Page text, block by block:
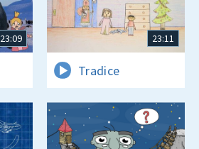
23:09 23:11
Tradice